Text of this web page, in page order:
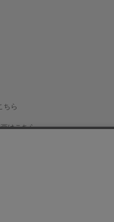
ちら
はこちら